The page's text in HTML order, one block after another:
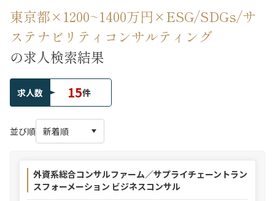
東京都×1200~1400万円×ESG/SDGs/サ
ステナビリティコンサルティング
の求人検索結果
求人数 15件
並び順
外資系総合コンサルファーム／サプライチェーントラン
スフォーメーション ビジネスコンサル